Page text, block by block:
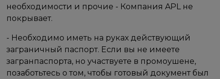
необходимости и прочие - Компания APL не
покрывает.
- Необходимо иметь на руках действующий
заграничный паспорт. Если вы не имеете
загранпаспорта, но участвуете в промоушене,
позаботьтесь о том, чтобы готовый документ был